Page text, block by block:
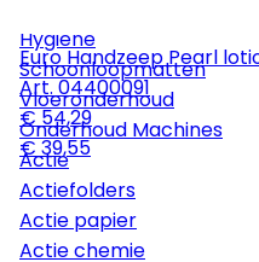
Hygiëne
Schoonloopmatten
Vloeronderhoud
Onderhoud Machines
Actie
Actiefolders
Actie papier
Actie chemie
Euro Handzeep Pearl
Art.04400091
€ 54,29
€ 39,55